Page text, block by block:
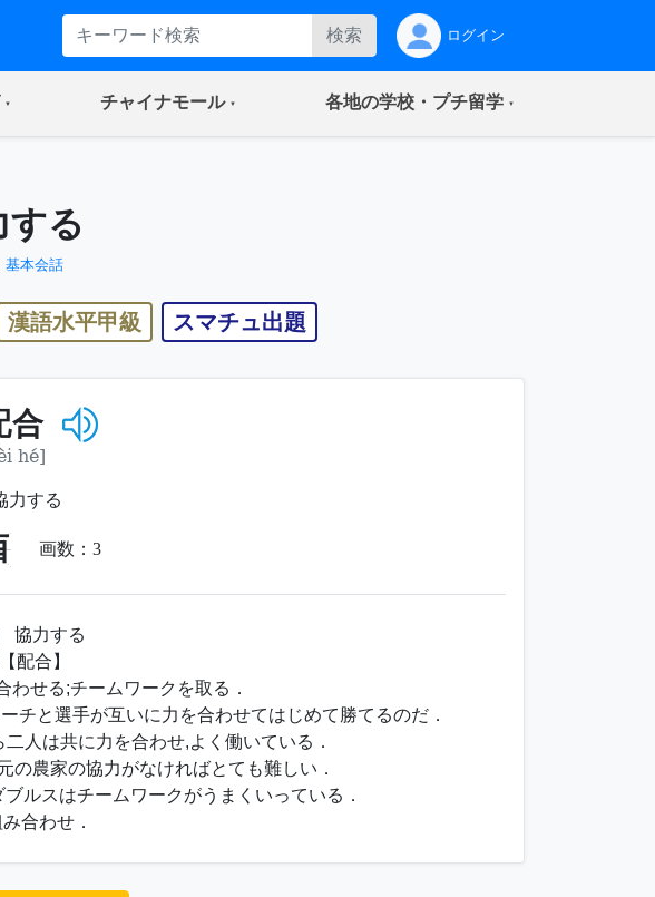
検索 ログイン
(current) チャイナモール(current) 各地の学校・プチ留学(current)
する
基本会話
漢語水平甲級 スマチュ出題
合
hé]
力する
画数： 3
協力する
配合】
わせる;チームワークを取る．
チと選手が互いに力を合わせてはじめて勝てるのだ．
人は共に力を合わせ,よく働いている．
の農家の協力がなければとても難しい．
ルスはチームワークがうまくいっている．
み合わせ．